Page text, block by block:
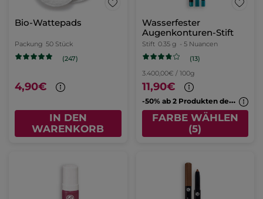
Bio-Wattepads
Packung 50 Stück
(247)
4,90€
IN DEN
WARENKORB
Wasserfester
Augenkonturen-Stift
Stift 0.35 g - 5 Nuancen
(13)
3.400,00€ / 100g
11,90€
-
50% ab 2 Produkten deiner Wahl
FARBE WÄHLEN
(5)